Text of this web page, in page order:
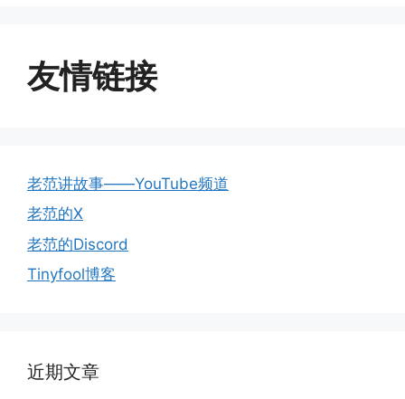
友情链接
老范讲故事——YouTube频道
老范的X
老范的Discord
Tinyfool博客
近期文章